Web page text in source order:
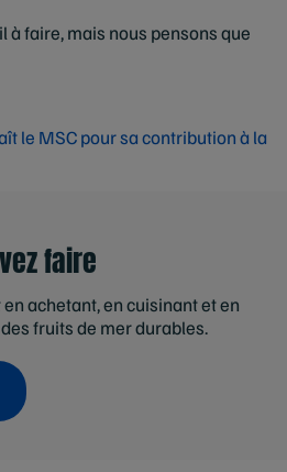
à faire, mais nous pensons que
le MSC pour sa contribution à la
faire
achetant, en cuisinant et en
fruits de mer durables.